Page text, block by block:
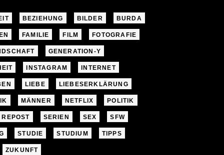
BEZIEHUNG BILDER BURDA
FAMILIE FILM FOTOGRAFIE
GENERATION-Y
INSTAGRAM INTERNET
LIEBE LIEBESERKLÄRUNG
MÄNNER NETFLIX POLITIK
REPOST SERIEN SEX SFW
STUDIE STUDIUM TIPPS
ZUKUNFT